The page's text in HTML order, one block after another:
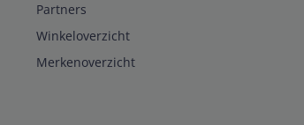
Partners
Winkeloverzicht
Merkenoverzicht